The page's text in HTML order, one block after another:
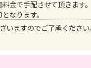
金で手配させて頂きます
なります。
いますのでご了承くださ